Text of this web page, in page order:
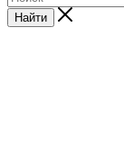
Найти